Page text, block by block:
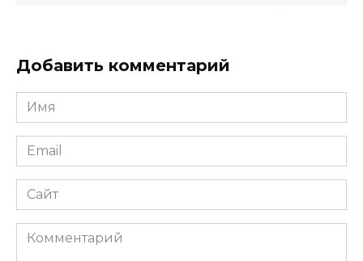
Добавить комментарий
Имя
Email
Сайт
Комментарий